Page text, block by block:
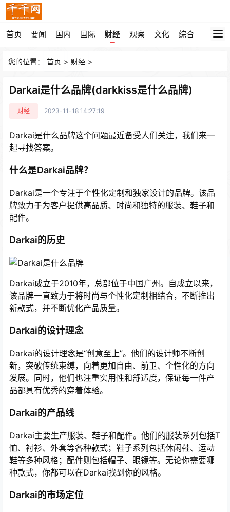
首页 要闻 国内 国际 财经 观察 文化 综合
您的位置： 首页 > 财经 >
Darkai是什么品牌(darkkiss是什么品牌)
财经 2023-11-18 14:27:19
Darkai是什么品牌这个问题最近备受人们关注，我们来一
起寻找答案。
什么是Darkai品牌？
Darkai是一个专注于个性化定制和独家设计的品牌。该品
牌致力于为客户提供高品质、时尚和独特的服装、鞋子和
配件。
Darkai的历史
Darkai成立于2010年，总部位于中国广州。自成立以来，
该品牌一直致力于将时尚与个性化定制相结合，不断推出
新款式，并不断优化产品质量。
Darkai的设计理念
Darkai的设计理念是“创意至上”。他们的设计师不断创
新，突破传统束缚，向着更加自由、前卫、个性化的方向
发展。同时，他们也注重实用性和舒适度，保证每一件产
品都具有优秀的穿着体验。
Darkai的产品线
Darkai主要生产服装、鞋子和配件。他们的服装系列包括T
恤、衬衫、外套等各种款式；鞋子系列包括休闲鞋、运动
鞋等多种风格；配件则包括帽子、眼镜等。无论你需要哪
种款式，你都可以在Darkai找到你的风格。
Darkai的市场定位